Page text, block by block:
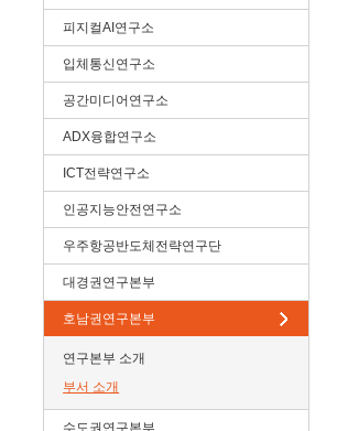
피지컬AI연구소
입체통신연구소
공간미디어연구소
ADX융합연구소
ICT전략연구소
인공지능안전연구소
우주항공반도체전략연구단
대경권연구본부
호남권연구본부
연구본부 소개
부서 소개
수도권연구본부